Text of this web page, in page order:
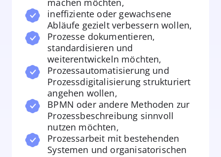
machen möchten,
ineffiziente oder gewachsene
Abläufe gezielt verbessern wollen,
Prozesse dokumentieren,
standardisieren und
weiterentwickeln möchten,
Prozessautomatisierung und
Prozessdigitalisierung strukturiert
angehen wollen,
BPMN oder andere Methoden zur
Prozessbeschreibung sinnvoll
nutzen möchten,
Prozessarbeit mit bestehenden
Systemen und organisatorischen